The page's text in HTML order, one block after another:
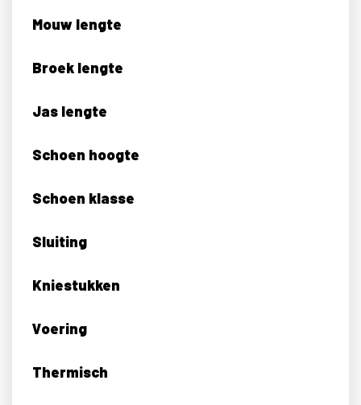
Mouw lengte
Broek lengte
Jas lengte
Schoen hoogte
Schoen klasse
Sluiting
Kniestukken
Voering
Thermisch